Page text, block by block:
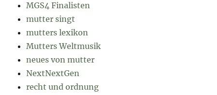
MGS4 Finalisten
mutter singt
mutters lexikon
Mutters Weltmusik
neues von mutter
NextNextGen
recht und ordnung